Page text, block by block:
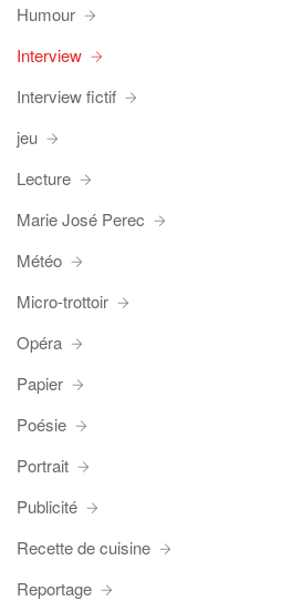
Humour
Interview
Interview fictif
jeu
Lecture
Marie José Perec
Météo
Micro-trottoir
Opéra
Papier
Poésie
Portrait
Publicité
Recette de cuisine
Reportage